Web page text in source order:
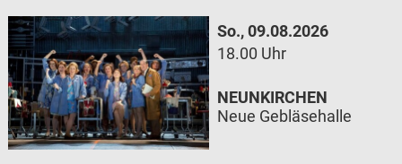
So., 09.08.2026
18.00 Uhr
NEUNKIRCHEN
Neue Gebläsehalle